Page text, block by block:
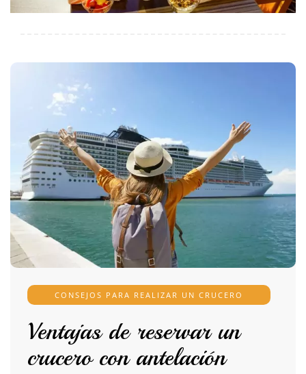
CONSEJOS PARA REALIZAR UN CRUCERO
Ventajas de reservar un
crucero con antelación